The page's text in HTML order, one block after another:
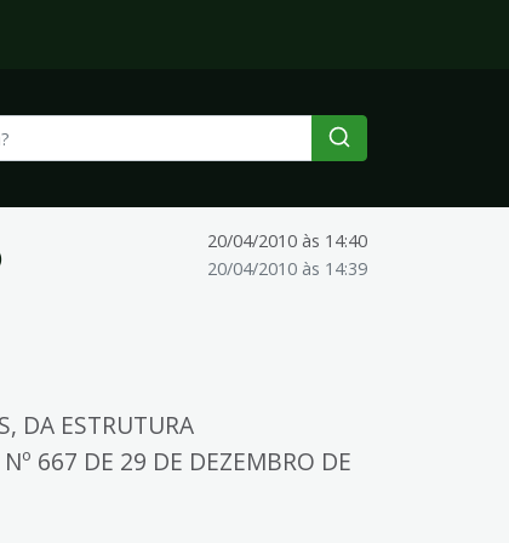
20/04/2010 às 14:40
20/04/2010 às 14:39
DA ESTRUTURA
667 DE 29 DE DEZEMBRO DE